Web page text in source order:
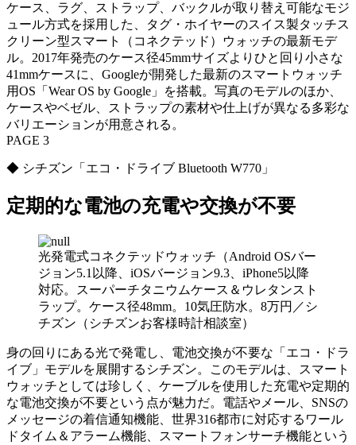
ケース、ラグ、ストラップ、バックルが取り替え可能なモジ
ュール方式を採用した、タグ・ホイヤーのスイス製タッチス
クリーン型スマート（コネクテッド）ウォッチの最新モデ
ル。2017年発売のケース径45mmサイズよりひと回り小さな
41mmケースに、Googleが開発した最新のスマートウォッチ
用OS「Wear OS by Google」を搭載。写真のモデルのほか、
ケースやベゼル、ストラップの素材や仕上げが異なる多彩な
バリエーションが用意される。
PAGE 3
◆ シチズン「エコ・ドライブ Bluetooth W770」
定期的な電池の充電や交換が不要
光発電式コネクテッドウォッチ（Android OSバー
ジョン5.1以降、iOSバージョン9.3、iPhone5以降
対応。スーパーチタニウムケース＆ウレタンスト
ラップ。ケース径48mm。10気圧防水。8万円／シ
チズン（シチズンお客様時計相談室）
身の回りにある光で発電し、電池交換が不要な「エコ・ドラ
イブ」モデルを展開するシチズン。このモデルは、スマート
ウォッチとしては珍しく、ケーブルを使用した充電や定期的
な電池交換が不要という点が魅力だ。電話やメール、SNSの
メッセージの着信通知機能、世界316都市に対応するワール
ドタイム＆アラーム機能、スマートフォンサーチ機能という